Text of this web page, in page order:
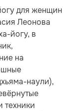
для женщин
Леонова
йогу, в
на
наули),